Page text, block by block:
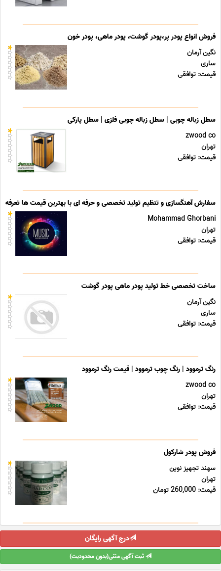
فروش انواع پودر پر،پودر گوشت، پودر ماهی، پودر خون
نگین آرمان
ساری
قیمت: توافقی
سطل زباله چوبی | سطل زباله چوبی فلزی | سطل پارکی
zwood co
تهران
قیمت: توافقی
سفارش آهنگسازی و تنظیم تولید تخصصی و حرفه ای با بهترین قیمت ها تعرفه
Mohammad Ghorbani
تهران
قیمت: توافقی
ساخت تخصصی خط تولید پودر ماهی پودر گوشت
نگین آرمان
ساری
قیمت: توافقی
رنگ ترموود | رنگ چوب ترموود | قیمت رنگ ترموود
zwood co
تهران
قیمت: توافقی
فروش پودر شارکول
سهند تجهیز نوین
تهران
قیمت: 260,000 تومان
درج آگهی رایگان
ثبت آگهی متنی(بدون محدودیت)